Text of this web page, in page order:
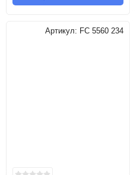
Артикул: FC 5560 234